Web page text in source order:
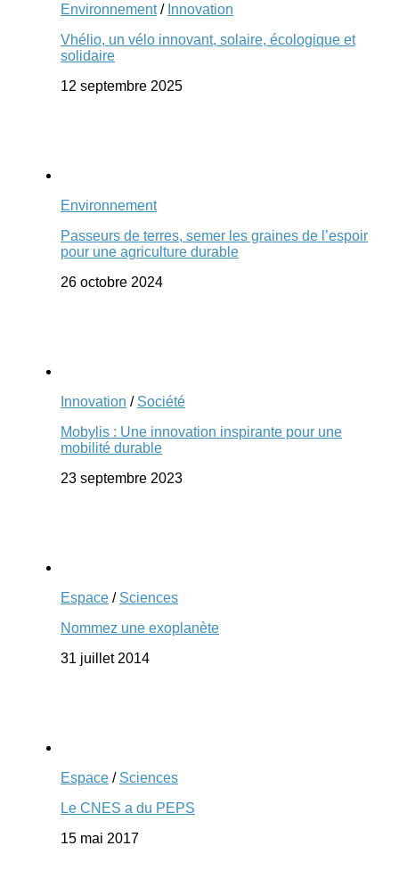
Environnement/ Innovation
Vhélio, un vélo innovant, solaire, écologique et
solidaire
12 septembre 2025
Environnement
Passeurs de terres, semer les graines de l’espoir
pour une agriculture durable
26 octobre 2024
Innovation / Société
Mobylis : Une innovation inspirante pour une
mobilité durable
23 septembre 2023
Espace / Sciences
Nommez une exoplanète
31 juillet 2014
Espace / Sciences
Le CNES a du PEPS
15 mai 2017